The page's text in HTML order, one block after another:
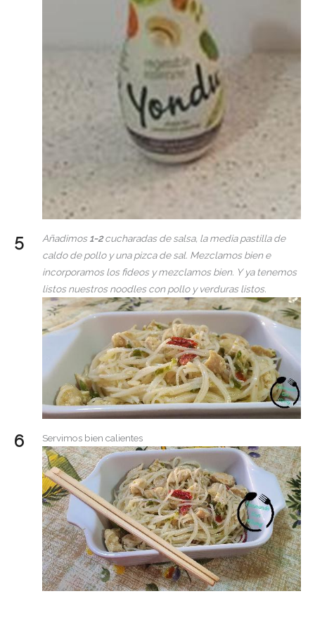
Añadimos1-2cucharadas de salsa, la media pastilla de
caldo de pollo y una pizca de sal. Mezclamos bien e
incorporamos los fideos y mezclamos bien. Y ya tenemos
listos nuestros noodles con pollo y verduras listos.
Servimos bien calientes